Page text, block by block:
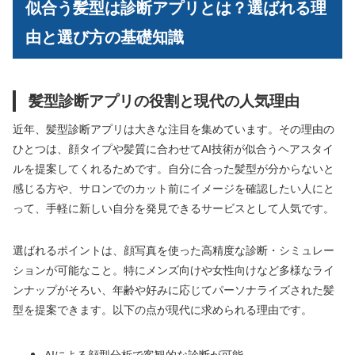
似合う髪型は診断アプリとは？選ばれる理
由と選び方の基礎知識
髪型診断アプリの役割と現代の人気理由
近年、髪型診断アプリは大きな注目を集めています。その理由の
ひとつは、顔タイプや髪質に合わせてAI技術が似合うヘアスタイ
ルを提案してくれるためです。自分に合った髪型が分からないと
感じる方や、サロンでのカット前にイメージを確認したい人にと
って、手軽に新しい自分を発見できるサービスとして人気です。
選ばれるポイントは、顔写真を使った高精度な診断・シミュレー
ションが可能なこと。特にメンズ向けや女性向けなど多様なライ
ンナップがそろい、年齢や好みに応じてパーソナライズされた髪
型を提案できます。以下の点が現代に求められる理由です。